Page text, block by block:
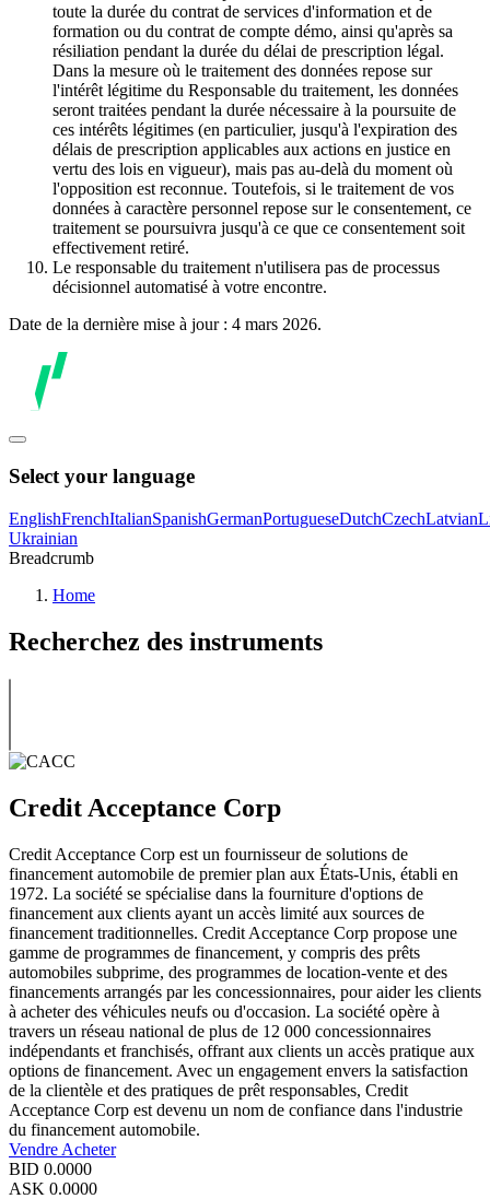
toute la durée du contrat de services d'information et de
formation ou du contrat de compte démo, ainsi qu'après sa
résiliation pendant la durée du délai de prescription légal.
Dans la mesure où le traitement des données repose sur
l'intérêt légitime du Responsable du traitement, les données
seront traitées pendant la durée nécessaire à la poursuite de
ces intérêts légitimes (en particulier, jusqu'à l'expiration des
délais de prescription applicables aux actions en justice en
vertu des lois en vigueur), mais pas au-delà du moment où
l'opposition est reconnue. Toutefois, si le traitement de vos
données à caractère personnel repose sur le consentement, ce
traitement se poursuivra jusqu'à ce que ce consentement soit
effectivement retiré.
Le responsable du traitement n'utilisera pas de processus
décisionnel automatisé à votre encontre.
Date de la dernière mise à jour : 4 mars 2026.
Select your language
EnglishFrenchItalianSpanishGermanPortugueseDutchCzechLatvian
Ukrainian
Breadcrumb
Home
Recherchez des instruments
Credit Acceptance Corp
Credit Acceptance Corp est un fournisseur de solutions de
financement automobile de premier plan aux États-Unis, établi en
1972. La société se spécialise dans la fourniture d'options de
financement aux clients ayant un accès limité aux sources de
financement traditionnelles. Credit Acceptance Corp propose une
gamme de programmes de financement, y compris des prêts
automobiles subprime, des programmes de location-vente et des
financements arrangés par les concessionnaires, pour aider les clients
à acheter des véhicules neufs ou d'occasion. La société opère à
travers un réseau national de plus de 12 000 concessionnaires
indépendants et franchisés, offrant aux clients un accès pratique aux
options de financement. Avec un engagement envers la satisfaction
de la clientèle et des pratiques de prêt responsables, Credit
Acceptance Corp est devenu un nom de confiance dans l'industrie
du financement automobile.
Vendre Acheter
BID 0.0000
ASK 0.0000